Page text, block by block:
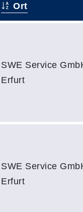
Ort
SWE Service
Erfurt
SWE Service
Erfurt